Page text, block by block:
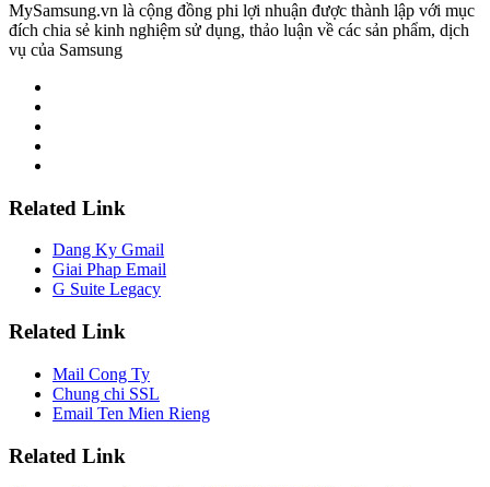
MySamsung.vn là cộng đồng phi lợi nhuận được thành lập với mục
đích chia sẻ kinh nghiệm sử dụng, thảo luận về các sản phẩm, dịch
vụ của Samsung
Related Link
Dang Ky Gmail
Giai Phap Email
G Suite Legacy
Related Link
Mail Cong Ty
Chung chi SSL
Email Ten Mien Rieng
Related Link